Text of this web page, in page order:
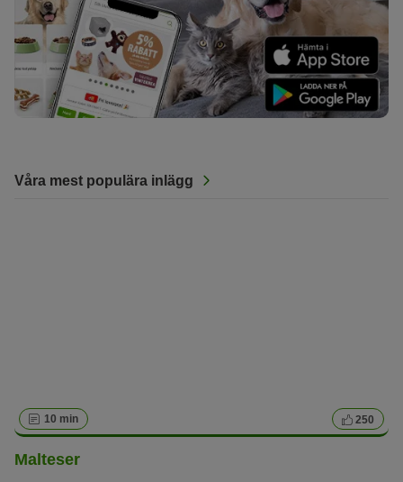
Våra mest populära inlägg
10 min 250
Malteser